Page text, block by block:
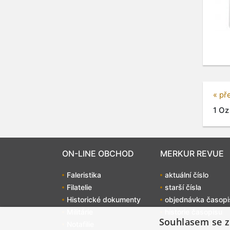
«
1
ON-LINE OBCHOD
Faleristika
Filatelie
Historické dokumenty
MERKUR REVUE
aktuální číslo
starší čísla
objednávka
Souhlasem se